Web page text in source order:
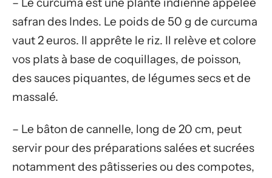
safran des Indes. Le poids de 50 g de curcuma
vaut 2 euros. Il apprête le riz. Il relève et colore
vos plats à base de coquillages, de poisson,
des sauces piquantes, de légumes secs et de
massalé.
– Le bâton de cannelle, long de 20 cm, peut
servir pour des préparations salées et sucrées
notamment des pâtisseries ou des compotes,